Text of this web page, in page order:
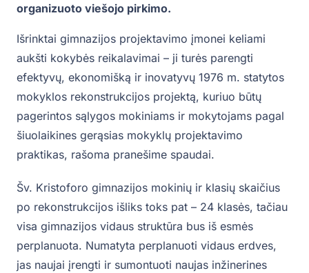
organizuoto viešojo pirkimo.
Išrinktai gimnazijos projektavimo įmonei keliami
aukšti kokybės reikalavimai – ji turės parengti
efektyvų, ekonomišką ir inovatyvų 1976 m. statytos
mokyklos rekonstrukcijos projektą, kuriuo būtų
pagerintos sąlygos mokiniams ir mokytojams pagal
šiuolaikines gerąsias mokyklų projektavimo
praktikas, rašoma pranešime spaudai.
Šv. Kristoforo gimnazijos mokinių ir klasių skaičius
po rekonstrukcijos išliks toks pat – 24 klasės, tačiau
visa gimnazijos vidaus struktūra bus iš esmės
perplanuota. Numatyta perplanuoti vidaus erdves,
jas naujai įrengti ir sumontuoti naujas inžinerines